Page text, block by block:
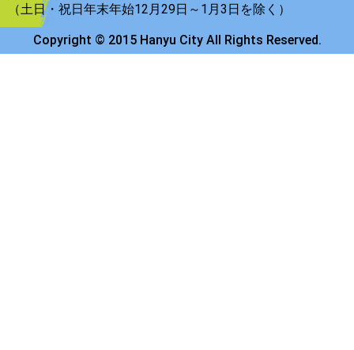
（土日・祝日年末年始12月29日～1月3日を除く）
Copyright © 2015 Hanyu City All Rights Reserved.